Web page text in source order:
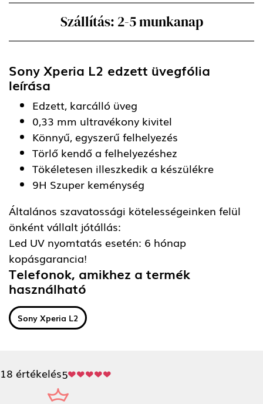
Szállítás: 2-5 munkanap
Sony Xperia L2 edzett üvegfólia
leírása
Edzett, karcálló üveg
0,33 mm ultravékony kivitel
Könnyű, egyszerű felhelyezés
Törlő kendő a felhelyezéshez
Tökéletesen illeszkedik a készülékre
9H Szuper keménység
Általános szavatossági kötelességeinken felül
önként vállalt jótállás:
Led UV nyomtatás esetén: 6 hónap
kopásgarancia!
Telefonok, amikhez a termék
használható
Sony Xperia L2
18 értékelés5